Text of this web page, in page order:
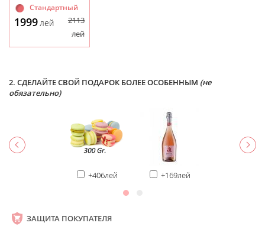
Стандартный
1999 лей
2113
лей
2. СДЕЛАЙТЕ СВОЙ ПОДАРОК БОЛЕЕ ОСОБЕННЫМ (не
обязательно)
+406лей +169лей
ЗАЩИТА ПОКУПАТЕЛЯ